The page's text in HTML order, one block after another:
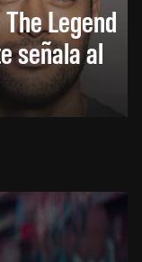
Legend
señala al